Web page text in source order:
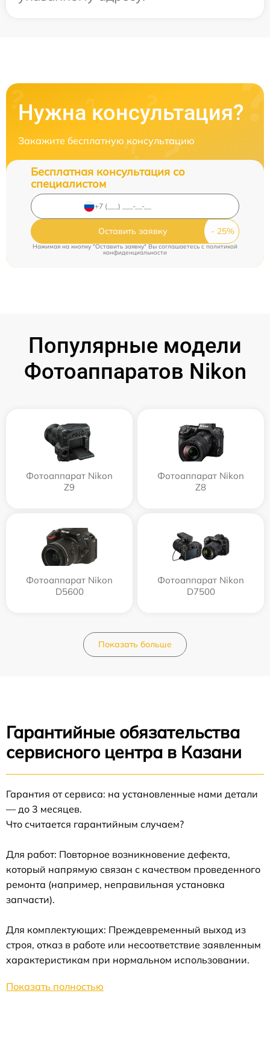
Нужна консультация?
Закажите бесплатную консультацию
Бесплатная консультация со
специалистом
Оставить заявку
Нажимая на кнопку "Оставить заявку" Вы соглашаетесь cполитикой
конфиденциальности
Популярные модели
Фотоаппаратов Nikon
Фотоаппарат Nikon
Z9
Фотоаппарат Nikon
Z8
Фотоаппарат Nikon
D5600
Фотоаппарат Nikon
D7500
Показать больше
Гарантийные обязательства
сервисного центра в Казани
Гарантия от сервиса: на установленные нами детали
— до 3 месяцев.
Что считается гарантийным случаем?
Для работ: Повторное возникновение дефекта,
который напрямую связан с качеством проведенного
ремонта (например, неправильная установка
запчасти).
Для комплектующих: Преждевременный выход из
строя, отказ в работе или несоответствие заявленным
характеристикам при нормальном использовании.
Показать полностью